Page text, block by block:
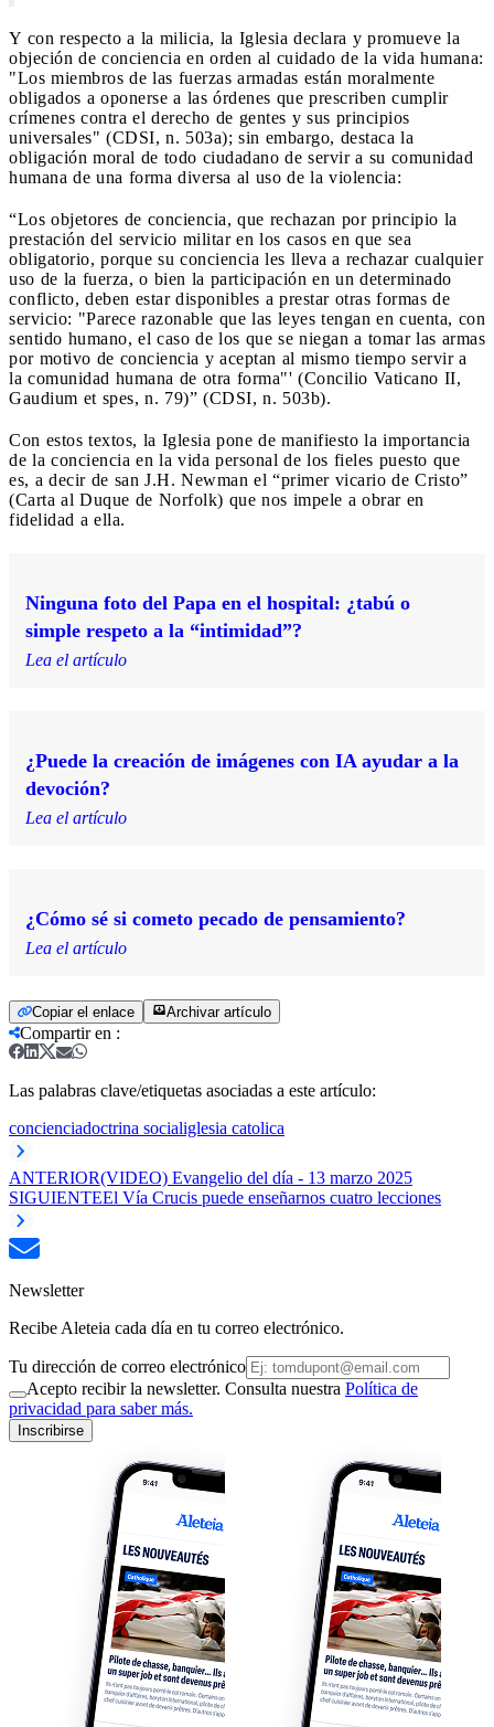
Y con respecto a la milicia, la Iglesia declara y promueve la
objeción de conciencia en orden al cuidado de la vida humana:
"Los miembros de las fuerzas armadas están moralmente
obligados a oponerse a las órdenes que prescriben cumplir
crímenes contra el derecho de gentes y sus principios
universales" (CDSI, n. 503a); sin embargo, destaca la
obligación moral de todo ciudadano de servir a su comunidad
humana de una forma diversa al uso de la violencia:
“Los objetores de conciencia, que rechazan por principio la
prestación del servicio militar en los casos en que sea
obligatorio, porque su conciencia les lleva a rechazar cualquier
uso de la fuerza, o bien la participación en un determinado
conflicto, deben estar disponibles a prestar otras formas de
servicio: "Parece razonable que las leyes tengan en cuenta, con
sentido humano, el caso de los que se niegan a tomar las armas
por motivo de conciencia y aceptan al mismo tiempo servir a
la comunidad humana de otra forma"' (Concilio Vaticano II,
Gaudium et spes, n. 79)” (CDSI, n. 503b).
Con estos textos, la Iglesia pone de manifiesto la importancia
de la conciencia en la vida personal de los fieles puesto que
es, a decir de san J.H. Newman el “primer vicario de Cristo”
(Carta al Duque de Norfolk) que nos impele a obrar en
fidelidad a ella.
Ninguna foto del Papa en el hospital: ¿tabú o
simple respeto a la “intimidad”?
Lea el artículo
¿Puede la creación de imágenes con IA ayudar a la
devoción?
Lea el artículo
¿Cómo sé si cometo pecado de pensamiento?
Lea el artículo
Copiar el enlace Archivar artículo
Compartir en :
Las palabras clave/etiquetas asociadas a este artículo:
concienciadoctrina socialiglesia catolica
ANTERIOR(VIDEO) Evangelio del día - 13 marzo 2025
SIGUIENTEEl Vía Crucis puede enseñarnos cuatro lecciones
Newsletter
Recibe Aleteia cada día en tu correo electrónico.
Tu dirección de correo electrónico
Acepto recibir la newsletter. Consulta nuestra Política de
privacidad para saber más.
Inscribirse